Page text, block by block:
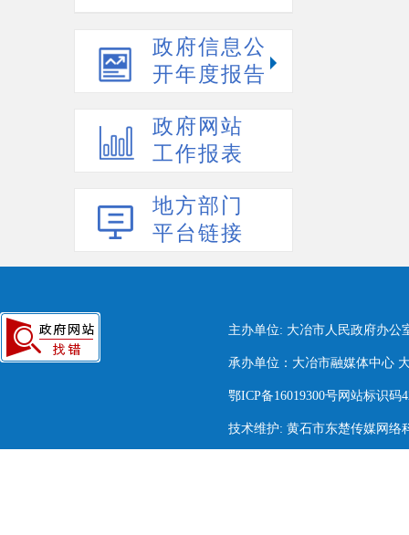
政府信息公
开年度报告
政府网站
工作报表
地方部门
平台链接
主办单位: 大冶市人民政府办公
承办单位：大冶市融媒体中心
鄂ICP备16019300号网站标识码
技术维护: 黄石市东楚传媒网络